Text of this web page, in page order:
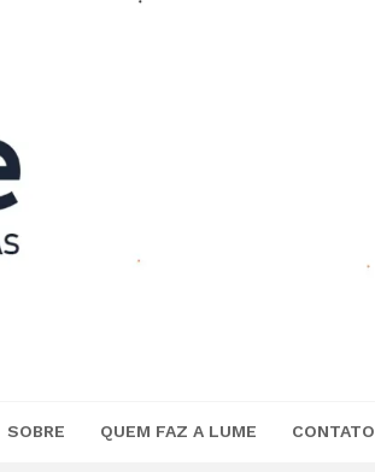
SOBRE QUEM FAZ A LUME CONTATO